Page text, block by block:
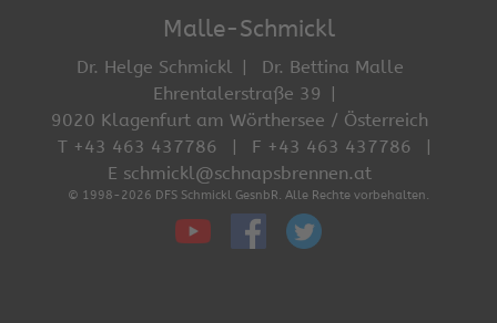
Malle-Schmickl
Dr. Helge Schmickl
Dr. Bettina Malle
Ehrentalerstraße 39
9020 Klagenfurt am Wörthersee / Österreich
T +43 463 437786
F +43 463 437786
E schmickl@schnapsbrennen.at
© 1998-2026 DFS Schmickl GesnbR. Alle Rechte vorbehalten.